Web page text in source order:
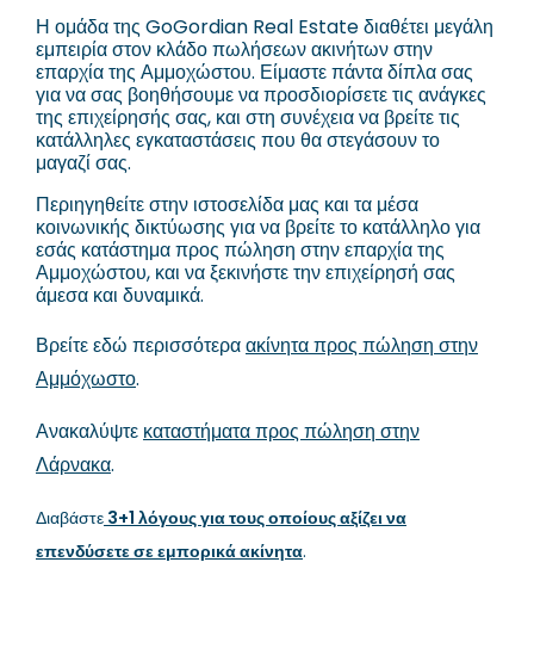
Η ομάδα της GoGordian Real Estate διαθέτει μεγάλη
εμπειρία στον κλάδο πωλήσεων ακινήτων στην
επαρχία της Αμμοχώστου. Είμαστε πάντα δίπλα σας
για να σας βοηθήσουμε να προσδιορίσετε τις ανάγκες
της επιχείρησής σας, και στη συνέχεια να βρείτε τις
κατάλληλες εγκαταστάσεις που θα στεγάσουν το
μαγαζί σας.
Περιηγηθείτε στην ιστοσελίδα μας και τα μέσα
κοινωνικής δικτύωσης για να βρείτε το κατάλληλο για
εσάς κατάστημα προς πώληση στην επαρχία της
Αμμοχώστου, και να ξεκινήστε την επιχείρησή σας
άμεσα και δυναμικά.
Βρείτε εδώ περισσότεραακίνητα προς πώληση στην
Αμμόχωστο.
Ανακαλύψτε καταστήματα προς πώληση στην
Λάρνακα.
Διαβάστε 3+1 λόγους για τους οποίους αξίζει να
επενδύσετε σε εμπορικά ακίνητα.